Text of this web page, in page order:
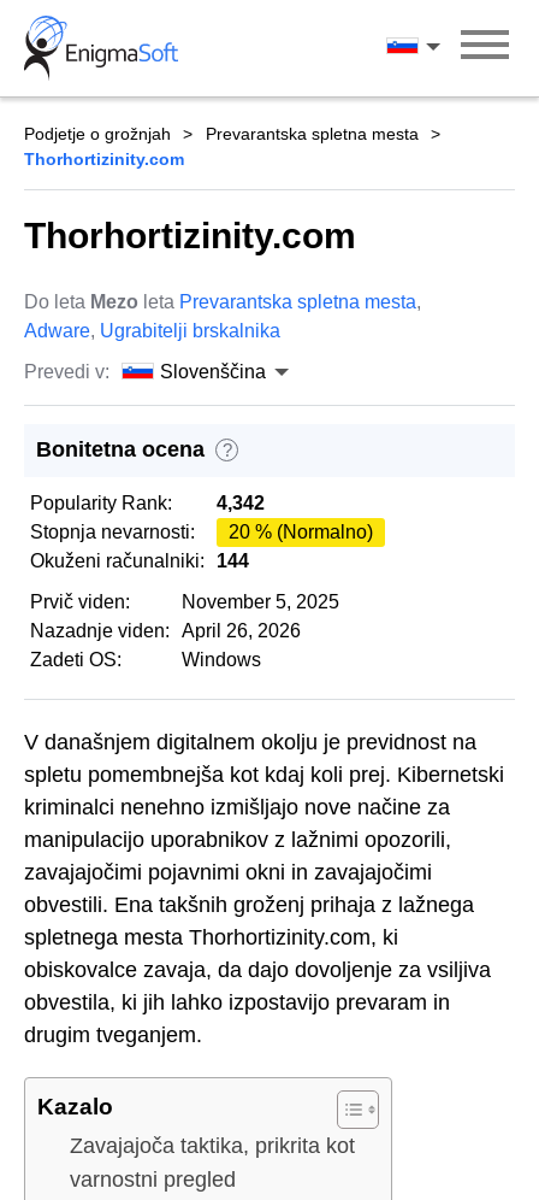
Skip
content
Slovenščina
Podjetje o grožnjah
Prevarantska spletna mesta
Thorhortizinity.com
Thorhortizinity.com
Do leta Mezo leta Prevarantska spletna mesta,
Adware, Ugrabitelji brskalnika
Prevedi v:
Slovenščina
Bonitetna ocena ?
Popularity Rank:
4,342
Stopnja nevarnosti:
20 % (Normalno)
Okuženi računalniki:
144
Prvič viden:
November 5, 2025
Nazadnje viden:
April 26, 2026
Zadeti OS:
Windows
V današnjem digitalnem okolju je previdnost na
spletu pomembnejša kot kdaj koli prej. Kibernetski
kriminalci nenehno izmišljajo nove načine za
manipulacijo uporabnikov z lažnimi opozorili,
zavajajočimi pojavnimi okni in zavajajočimi
obvestili. Ena takšnih groženj prihaja z lažnega
spletnega mesta Thorhortizinity.com, ki
obiskovalce zavaja, da dajo dovoljenje za vsiljiva
obvestila, ki jih lahko izpostavijo prevaram in
drugim tveganjem.
Kazalo
Zavajajoča taktika, prikrita kot
varnostni pregled